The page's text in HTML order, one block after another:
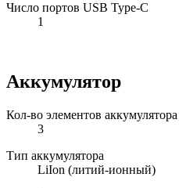
Число портов USB Type-C
1
Аккумулятор
Кол-во элементов аккумулятора
3
Тип аккумулятора
LiIon (литий-ионный)